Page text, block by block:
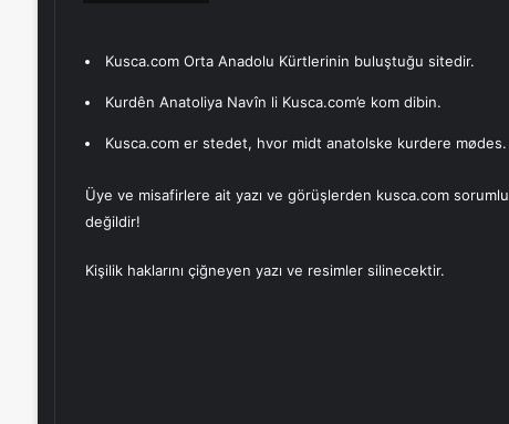
Kusca.com Orta Anadolu Kürtlerinin buluştuğu sitedir.
Kurdên Anatoliya Navîn li Kusca.com’e kom dibin.
Kusca.com er stedet, hvor midt anatolske kurdere mødes.
Üye ve misafirlere ait yazı ve görüşlerden kusca.com sorumlu
değildir!
Kişilik haklarını çiğneyen yazı ve resimler silinecektir.